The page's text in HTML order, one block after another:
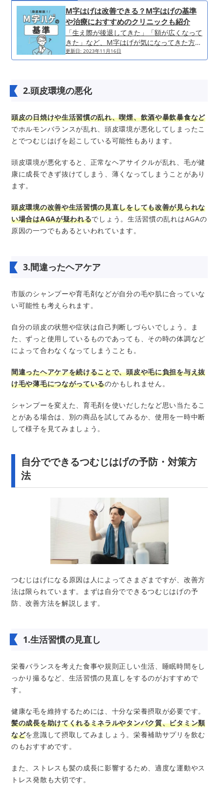
M字はげは改善できる？M字はげの基準
や治療におすすめのクリニックも紹介
「生え際が後退してきた」「額が広くなって
きた」など、M字はげが気になってきた方も
いるのではないでしょうか。しかし、どのよ
うな状態のことをM字はげと呼ぶのか、はっ
方法、おすすめのAGAクリニック3選を紹介
になるでしょう。ぜひ最後まで読んで
更新日: 2023年11月16日
2.頭皮環境の悪化
頭皮の日焼けや生活習慣の乱れ、喫煙、飲酒や暴飲暴食など
でホルモンバランスが乱れ、頭皮環境が悪化してしまったこ
とでつむじはげを起こしている可能性もあります。
頭皮環境が悪化すると、正常なヘアサイクルが乱れ、毛が健
康に成長できず抜けてしまう、薄くなってしまうことがあり
ます。
頭皮環境の改善や生活習慣の見直しをしても改善が見られな
い場合はAGAが疑われるでしょう。生活習慣の乱れはAGAの
原因の一つでもあるといわれています。
3.間違ったヘアケア
市販のシャンプーや育毛剤などが自分の毛や肌に合っていな
い可能性も考えられます。
自分の頭皮の状態や症状は自己判断しづらいでしょう。ま
た、ずっと使用しているものであっても、その時の体調など
によって合わなくなってしまうことも。
間違ったヘアケアを続けることで、頭皮や毛に負担を与え抜
け毛や薄毛につながっているのかもしれません。
シャンプーを変えた、育毛剤を使いだしたなど思い当たるこ
とがある場合は、別の商品を試してみるか、使用を一時中断
して様子を見てみましょう。
自分でできるつむじはげの予防・対策方
法
つむじはげになる原因は人によってさまざまですが、改善方
法は限られています。まずは自分でできるつむじはげの予
防、改善方法を解説します。
1.生活習慣の見直し
栄養バランスを考えた食事や規則正しい生活、睡眠時間をし
っかり撮るなど、生活習慣の見直しをするのがおすすめで
す。
健康な毛を維持するためには、十分な栄養摂取が必要です。
髪の成長を助けてくれるミネラルやタンパク質、ビタミン類
などを意識して摂取してみましょう。栄養補助サプリを飲む
のもおすすめです。
また、ストレスも髪の成長に影響するため、適度な運動やス
トレス発散も大切です。